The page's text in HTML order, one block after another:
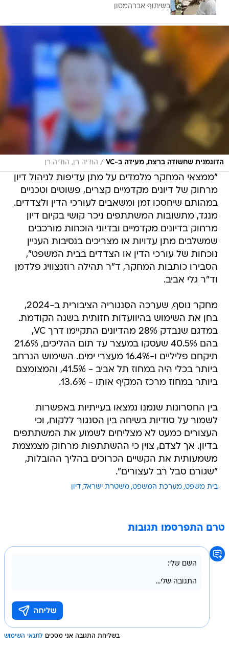
בשיתוף אברהמסון
הדוגמנית שחשודה ברצח, מעידה ב-VC / הודיה רן, הודיה רן
"ממצאי המחקר מלמדים על מתן עדיפות לניהול דיון
מרחוק של דיונים מקדמיים קצרים, פשוטים וטכניים
במהותם שיחסכו זמן ומשאבים לעורכי הדין ולצדדים.
מנגד, מתשובות המשתתפים ניכר קושי בקיום דיון
מרחוק בדיונים מקדמיים ובדיוני הוכחות מורכבים
שמשלבים מתן עדויות או מצריכים בנסיבות העניין
נוכחות של עורכי הדין או הצדדים בבית המשפט",
הסבירו כותבות המחקר, ד"ר תהילה רוזנצוויג פלדמן
וד"ר גלי אביב.
מחקר נוסף, שערכה הסנגוריה הציבורית ב-2024,
בחן את השימוש בהיוועדות חזותית בשנה הקודמת.
במדגם שנבדק 28% מהדיונים התקיימו דרך VC,
בהם 40.5% שעסקו במעצר עד תום ההליכים, 21.6%
תיקחם פליליים ו-16.4% מעצרי ימים. השימוש הנרחב
ביותר בכלי היה במחוז תל אביב - 41.5%, והמצומצם
ביותר במחוז מרכז המקיף אותו - 13.6%.
בין החסרונות שנמנו נמצאו בעייתיות באפשרות
לשמור על סודיות בשיחה בין הסנגור ללקוח, וכי
העצורים כמעט לא מצליחים לשמוע את המשתתפים
בדיון. אך לצדם, צוין כי ההשתתפות מרחוק מצמצמת
משמעותית את הקשיים הכרוכים בהליך ההובלות,
"שגורם סבל רב לעצורים".
בית משפט מערכת המשפט משטרת ישראל דיון
טרם התפרסמו תגובות
בשליחת התגובה אני מסכים לתנאי השימוש